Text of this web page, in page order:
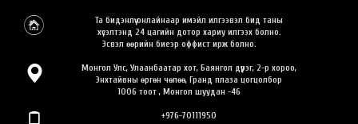
Та бидэнлүү онлайнаар имэйл илгээвэл бид таны
хүсэлтэнд 24 цагийн дотор хариу илгээх болно.
Эсвэл өөрийн биеэр оффист ирж болно.
Монгол Улс, Улаанбаатар хот, Баянгол дүүрэг, 2-р хороо,
Энхтайвны өргөн чөлөө, Гранд плаза цогцолбор
1006 тоот , Монгол шуудан -46
+976-70111950